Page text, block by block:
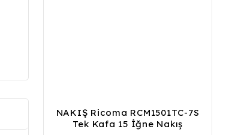
NAKIŞ Ricoma RCM1501TC-7S
Tek Kafa 15 İğne Nakış